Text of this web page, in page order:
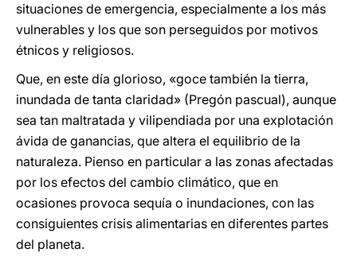
situaciones de emergencia, especialmente a los más
vulnerables y los que son perseguidos por motivos
étnicos y religiosos.
Que, en este día glorioso, «goce también la tierra,
inundada de tanta claridad» (Pregón pascual), aunque
sea tan maltratada y vilipendiada por una explotación
ávida de ganancias, que altera el equilibrio de la
naturaleza. Pienso en particular a las zonas afectadas
por los efectos del cambio climático, que en
ocasiones provoca sequía o inundaciones, con las
consiguientes crisis alimentarias en diferentes partes
del planeta.